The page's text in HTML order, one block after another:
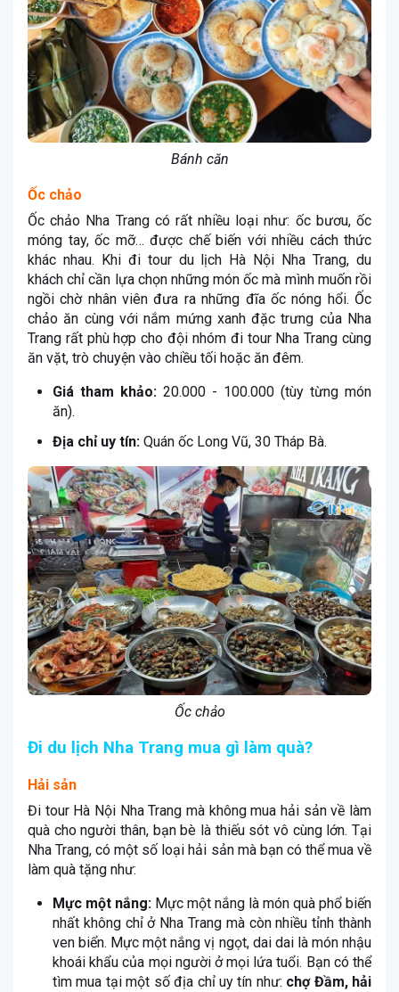
Bánh căn
Ốc chảo
Ốc chảo Nha Trang có rất nhiều loại như: ốc bươu, ốc
móng tay, ốc mỡ… được chế biến với nhiều cách thức
khác nhau. Khi đi tour du lịch Hà Nội Nha Trang, du
khách chỉ cần lựa chọn những món ốc mà mình muốn rồi
ngồi chờ nhân viên đưa ra những đĩa ốc nóng hổi. Ốc
chảo ăn cùng với nắm mứng xanh đặc trưng của Nha
Trang rất phù hợp cho đội nhóm đi tour Nha Trang cùng
ăn vặt, trò chuyện vào chiều tối hoặc ăn đêm.
Giá tham khảo: 20.000 - 100.000 (tùy từng món
ăn).
Địa chỉ uy tín: Quán ốc Long Vũ, 30 Tháp Bà.
Ốc chảo
Đi du lịch Nha Trang mua gì làm quà?
Hải sản
Đi tour Hà Nội Nha Trang mà không mua hải sản về làm
quà cho người thân, bạn bè là thiếu sót vô cùng lớn. Tại
Nha Trang, có một số loại hải sản mà bạn có thể mua về
làm quà tặng như:
Mực một nắng: Mực một nắng là món quà phổ biến
nhất không chỉ ở Nha Trang mà còn nhiều tỉnh thành
ven biển. Mực một nắng vị ngọt, dai dai là món nhậu
khoái khẩu của mọi người ở mọi lứa tuổi. Bạn có thể
tìm mua tại một số địa chỉ uy tín như: chợ Đầm, hải